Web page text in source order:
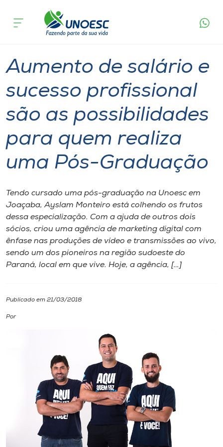
Cursos
Atendimento ao Estudante
Portal de Ensino
Internacionalização
I.nova
Cultura
Editora
acontece
Graduação
Aumento de salário e
sucesso profissional
são as possibilidades
para quem realiza
uma Pós-Graduação
Tendo cursado uma pós-graduação na Unoesc em
Joaçaba, Ayslam Monteiro está colhendo os frutos
dessa especialização. Com a ajuda de outros dois
sócios, criou uma agência de marketing digital com
ênfase nas produções de vídeo e transmissões ao vivo,
sendo um dos pioneiros na região sudoeste do
Paraná, local em que vive. Hoje, a agência, […]
Publicado em 21/03/2018
Por